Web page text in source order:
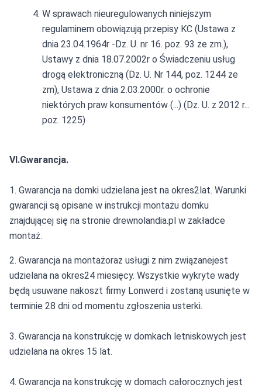
W sprawach nieuregulowanych niniejszym
regulaminem obowiązują przepisy KC (Ustawa z
dnia 23.04.1964r -Dz. U. nr 16. poz. 93 ze zm.),
Ustawy z dnia 18.07.2002r o Świadczeniu usług
drogą elektroniczną (Dz. U. Nr 144, poz. 1244 ze
zm), Ustawa z dnia 2.03.2000r. o ochronie
niektórych praw konsumentów (...) (Dz. U. z 2012 r...
poz. 1225)
VI.Gwarancja.
1. Gwarancja na domki udzielana jest na okres2lat. Warunki
gwarancji są opisane w instrukcji montażu domku
znajdującej się na stronie drewnolandia.pl w zakładce
montaż.
2. Gwarancja na montażoraz usługi z nim związanejest
udzielana na okres24 miesięcy. Wszystkie wykryte wady
będą usuwane nakoszt firmy Lonwerd i zostaną usunięte w
terminie 28 dni od momentu zgłoszenia usterki.
3. Gwarancja na konstrukcję w domkach letniskowych jest
udzielana na okres 15 lat.
4. Gwarancja na konstrukcję w domach całorocznych jest